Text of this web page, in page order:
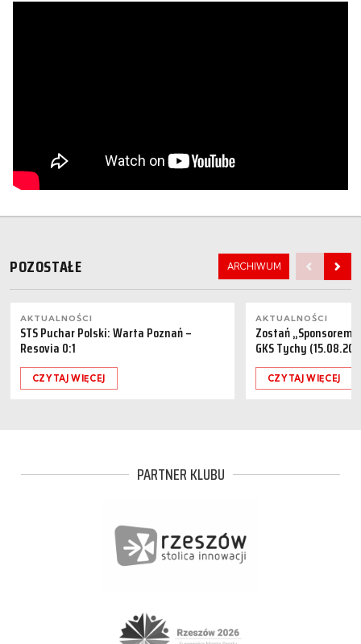
POZOSTAŁE ARCHIWUM
AKTUALNOŚCI
STS Puchar Polski: Warta Poznań –
Resovia 0:1
CZYTAJ WIĘCEJ
AKTUALNOŚCI
Zostań „Sponsorem
GKS Tychy
CZYTAJ WIĘCEJ
PARTNER KLUBU